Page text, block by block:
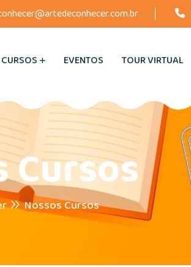
CURSOS EVENTOS TOUR VIRTUAL
Cursos
Nossos Cursos